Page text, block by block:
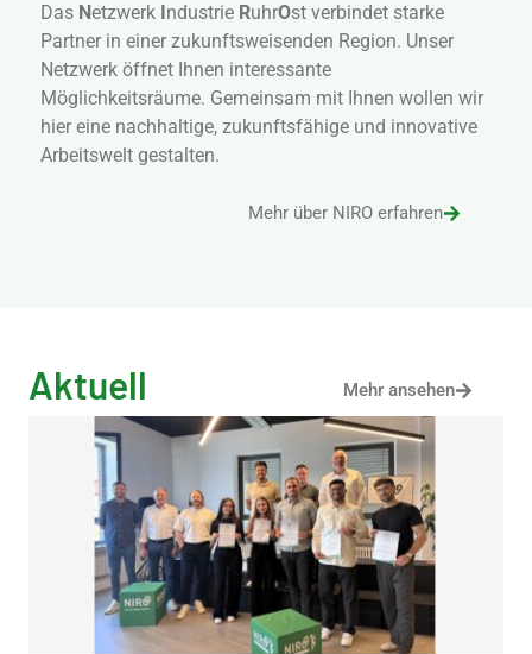
Das Netzwerk ndustrie RuhrOst verbindet starke
Partner in einer zukunftsweisenden Region. Unser
Netzwerk öffnet Ihnen interessante
Möglichkeitsräume. Gemeinsam mit Ihnen wollen wir
hier eine nachhaltige, zukunftsfähige und innovative
Arbeitswelt gestalten.
Mehr über NIRO erfahren
Aktuell Mehr ansehen